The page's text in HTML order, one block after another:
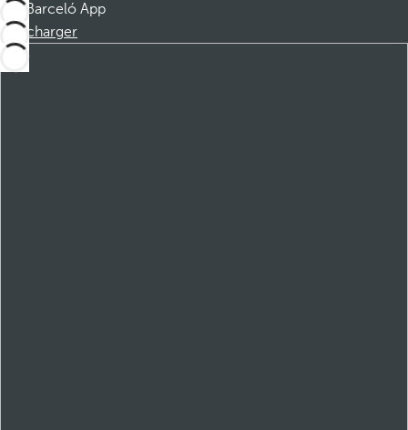
Barceló App
Télécharger